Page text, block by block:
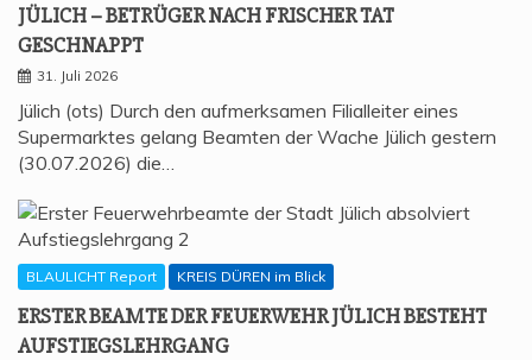
JÜLICH – BETRÜ­GER NACH FRI­SCHER TAT
GESCHNAPPT
31. Juli 2026
Jülich (ots) Durch den aufmerksamen Filialleiter eines
Supermarktes gelang Beamten der Wache Jülich gestern
(30.07.2026) die…
BLAULICHT Report KREIS DÜREN im Blick
ERS­TER BEAM­TE DER FEU­ER­WEHR JÜLICH BESTEHT
AUFSTIEGSLEHRGANG